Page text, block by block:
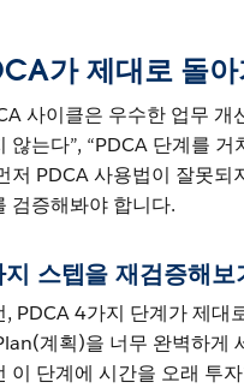
가 제대로 돌
사이클은 우수한 업무 개
않는다”, “PDCA 단계를
저 PDCA 사용법이 잘못
검증해봐야 합니다.
스텝을 재검증해보
, PDCA 4가지 단계가 제대
계획)을 너무 완벽하게
이 단계에 시간을 오래 투